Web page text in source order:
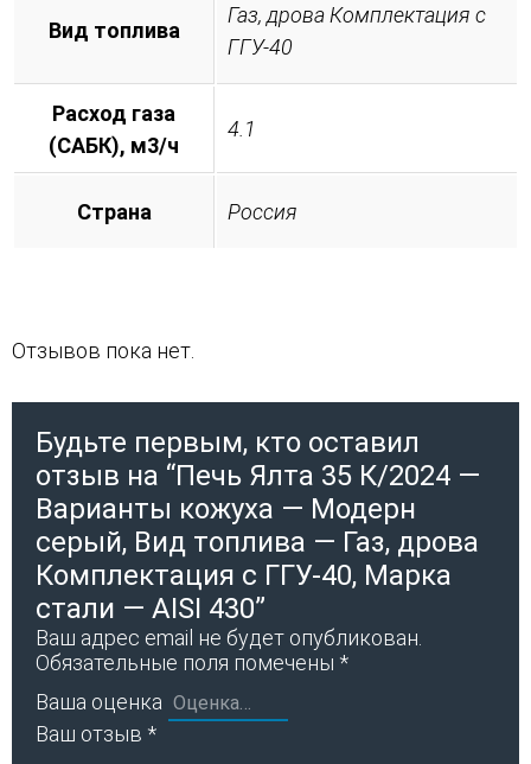
Вид топлива
Газ, дрова Комплектация с
ГГУ-40
Расход газа
(САБК), м3/ч
4.1
Страна Россия
Отзывов пока нет.
Будьте первым, кто оставил
отзыв на “Печь Ялта 35 К/2024 —
Варианты кожуха — Модерн
серый, Вид топлива — Газ, дрова
Комплектация с ГГУ-40, Марка
стали — AISI 430”
Ваш адрес email не будет опубликован.
Обязательные поля помечены *
Ваша оценка
Ваш отзыв *